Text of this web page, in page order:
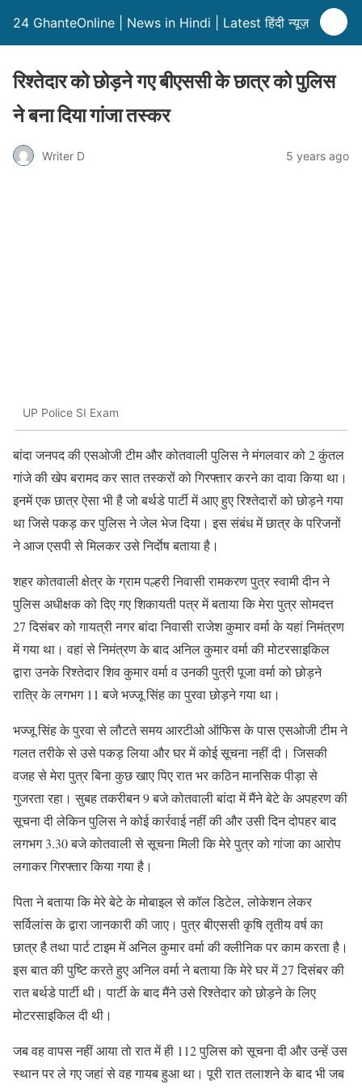
24 GhanteOnline | News in Hindi | Latest हिंदी न्यूज़
रिश्तेदार को छोड़ने गए बीएससी के छात्र को पुलिस
ने बना दिया गांजा तस्कर
Writer D 5 years ago
UP Police SI Exam
बांदा जनपद की एसओजी टीम और कोतवाली पुलिस ने मंगलवार को 2 कुंतल
गांजे की खेप बरामद कर सात तस्करों को गिरफ्तार करने का दावा किया था।
इनमें एक छात्र ऐसा भी है जो बर्थडे पार्टी में आए हुए रिश्तेदारों को छोड़ने गया
था जिसे पकड़ कर पुलिस ने जेल भेज दिया। इस संबंध में छात्र के परिजनों
ने आज एसपी से मिलकर उसे निर्दाेष बताया है।
शहर कोतवाली क्षेत्र के ग्राम पल्हरी निवासी रामकरण पुत्र स्वामी दीन ने
पुलिस अधीक्षक को दिए गए शिकायती पत्र में बताया कि मेरा पुत्र सोमदत्त
27 दिसंबर को गायत्री नगर बांदा निवासी राजेश कुमार वर्मा के यहां निमंत्रण
में गया था। वहां से निमंत्रण के बाद अनिल कुमार वर्मा की मोटरसाइकिल
द्वारा उनके रिश्तेदार शिव कुमार वर्मा व उनकी पुत्री पूजा वर्मा को छोड़ने
रात्रि के लगभग 11 बजे भज्जू सिंह का पुरवा छोड़ने गया था।
भज्जू सिंह के पुरवा से लौटते समय आरटीओ ऑफिस के पास एसओजी टीम ने
गलत तरीके से उसे पकड़ लिया और घर में कोई सूचना नहीं दी। जिसकी
वजह से मेरा पुत्र बिना कुछ खाए पिए रात भर कठिन मानसिक पीड़ा से
गुजरता रहा। सुबह तकरीबन 9 बजे कोतवाली बांदा में मैंने बेटे के अपहरण की
सूचना दी लेकिन पुलिस ने कोई कार्रवाई नहीं की और उसी दिन दोपहर बाद
लगभग 3.30 बजे कोतवाली से सूचना मिली कि मेरे पुत्र को गांजा का आरोप
लगाकर गिरफ्तार किया गया है।
पिता ने बताया कि मेरे बेटे के मोबाइल से कॉल डिटेल, लोकेशन लेकर
सर्विलांस के द्वारा जानकारी की जाए। पुत्र बीएससी कृषि तृतीय वर्ष का
छात्र है तथा पार्ट टाइम में अनिल कुमार वर्मा की क्लीनिक पर काम करता है।
इस बात की पुष्टि करते हुए अनिल वर्मा ने बताया कि मेरे घर में 27 दिसंबर की
रात बर्थडे पार्टी थी। पार्टी के बाद मैंने उसे रिश्तेदार को छोड़ने के लिए
मोटरसाइकिल दी थी।
जब वह वापस नहीं आया तो रात में ही 112 पुलिस को सूचना दी और उन्हें उस
स्थान पर ले गए जहां से वह गायब हुआ था। पूरी रात तलाशने के बाद भी जब